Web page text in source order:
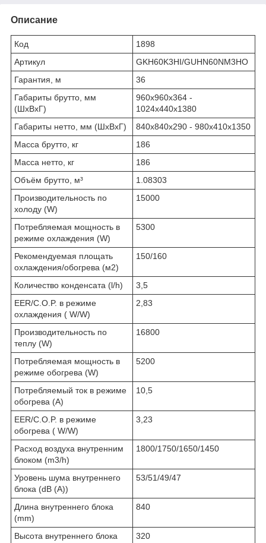
Описание
Код
1898
Артикул
GKH60K3HI/GUHN60NM3HO
Гарантия, м
36
Габариты брутто, мм
(ШxВxГ)
960х960х364 -
1024х440х1380
Габариты нетто, мм (ШxВxГ)
840х840х290 - 980х410х1350
Масса брутто, кг
186
Масса нетто, кг
186
Объём брутто, м³
1.08303
Производительность по
холоду (W)
15000
Потребляемая мощность в
режиме охлаждения (W)
5300
Рекомендуемая площать
охлаждения/обогрева (м2)
150/160
Количество конденсата (l/h)
3,5
EER/C.O.P. в режиме
охлаждения ( W/W)
2,83
Производительность по
теплу (W)
16800
Потребляемая мощность в
режиме обогрева (W)
5200
Потребляемый ток в режиме
обогрева (A)
10,5
EER/C.O.P. в режиме
обогрева ( W/W)
3,23
Расход воздуха внутренним
блоком (m3/h)
1800/1750/1650/1450
Уровень шума внутреннего
блока (dB (A))
53/51/49/47
Длина внутреннего блока
(mm)
840
Высота внутреннего блока
320